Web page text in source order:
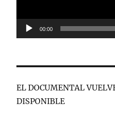
00:00
EL DOCUMENTAL
DISPONIBLE